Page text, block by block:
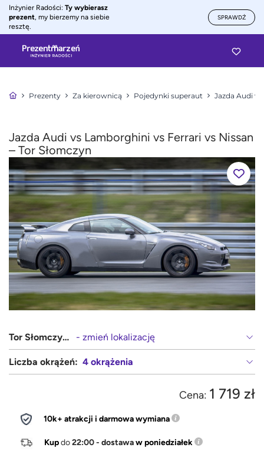
Inżynier Radości: Ty wybierasz
prezent, my bierzemy na siebie
resztę.
SPRAWDŹ
Prezenty Za kierownicą Pojedynki superaut Jazda Audi
Jazda Audi vs Lamborghini vs Ferrari vs Nissan
– Tor Słomczyn
Tor Słomczyn (Warszawa, Grójec) - zmień lokalizację
Liczba okrążeń: 4 okrążenia
Cena: 1 719 zł
10k+ atrakcji i darmowa wymiana
Kupdo22:00 - dostawaw poniedziałek